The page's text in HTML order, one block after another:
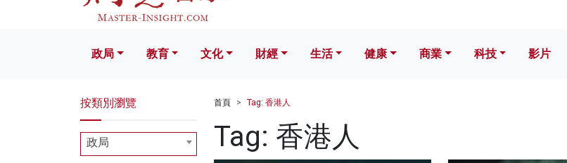
政局 教育 文化 財經 生活 健康 商業 科技 影片
首頁 Tag: 香港人
Tag: 香港人
按類別瀏覽
政局